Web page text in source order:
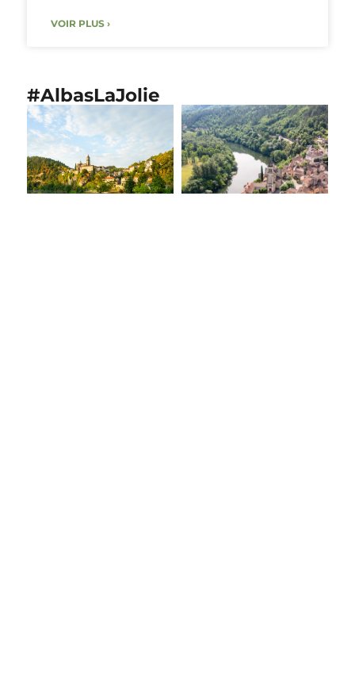
VOIR PLUS ›
#AlbasLaJolie